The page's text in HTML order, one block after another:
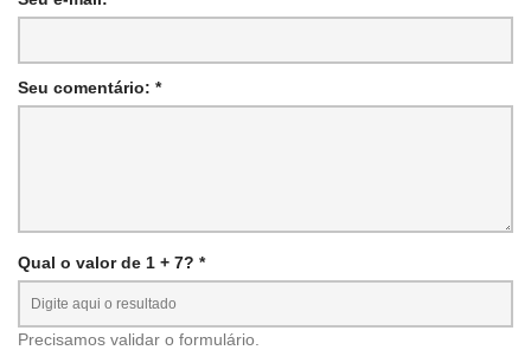
Seu comentário: *
Qual o valor de 1 + 7? *
Precisamos validar o formulário.